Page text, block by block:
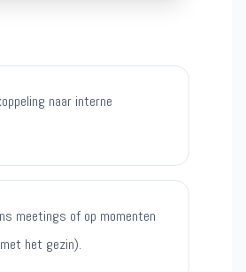
naar interne
meetings of op momenten
het gezin).